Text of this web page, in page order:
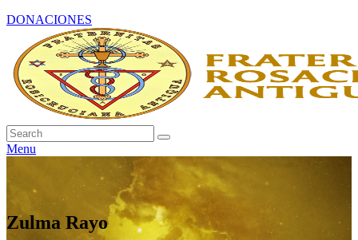
DONACIONES
Menu
Zulma Rayo